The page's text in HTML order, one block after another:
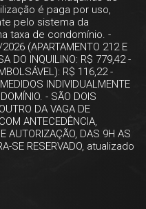
é paga por uso,
pelo sistema da
taxa de condomínio. -
(APARTAMENTO 212 E
DO INQUILINO: R$ 779,42 -
R$ 116,22 -
INDIVIDUALMENTE
- SÃO DOIS
DA VAGA DE
ANTECEDÊNCIA,
AUTORIZAÇÃO, DAS 9H AS
SE RESERVADO, atualizado